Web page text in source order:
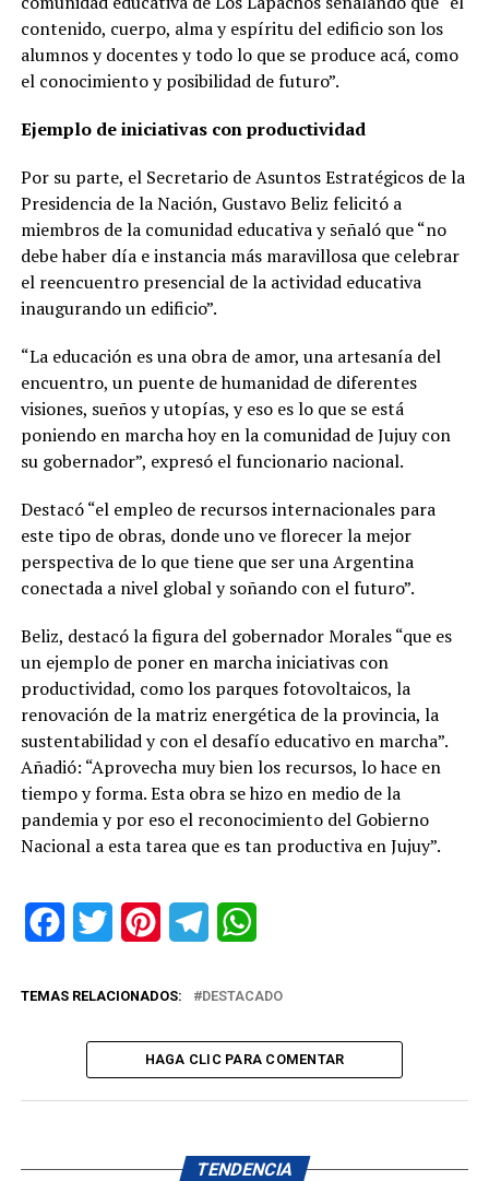
contenido, cuerpo, alma y espíritu del edificio son los
alumnos y docentes y todo lo que se produce acá, como
el conocimiento y posibilidad de futuro”.
Ejemplo de iniciativas con productividad
Por su parte, el Secretario de Asuntos Estratégicos de la
Presidencia de la Nación, Gustavo Beliz felicitó a
miembros de la comunidad educativa y señaló que “no
debe haber día e instancia más maravillosa que celebrar
el reencuentro presencial de la actividad educativa
inaugurando un edificio”.
“La educación es una obra de amor, una artesanía del
encuentro, un puente de humanidad de diferentes
visiones, sueños y utopías, y eso es lo que se está
poniendo en marcha hoy en la comunidad de Jujuy con
su gobernador”, expresó el funcionario nacional.
Destacó “el empleo de recursos internacionales para
este tipo de obras, donde uno ve florecer la mejor
perspectiva de lo que tiene que ser una Argentina
conectada a nivel global y soñando con el futuro”.
Beliz, destacó la figura del gobernador Morales “que es
un ejemplo de poner en marcha iniciativas con
productividad, como los parques fotovoltaicos, la
renovación de la matriz energética de la provincia, la
sustentabilidad y con el desafío educativo en marcha”.
Añadió: “Aprovecha muy bien los recursos, lo hace en
tiempo y forma. Esta obra se hizo en medio de la
pandemia y por eso el reconocimiento del Gobierno
Nacional a esta tarea que es tan productiva en Jujuy”.
FacebookTwitter PinterestTelegram
TEMAS RELACIONADOS: DESTACADO
HAGA CLIC PARA COMENTAR
TENDENCIA